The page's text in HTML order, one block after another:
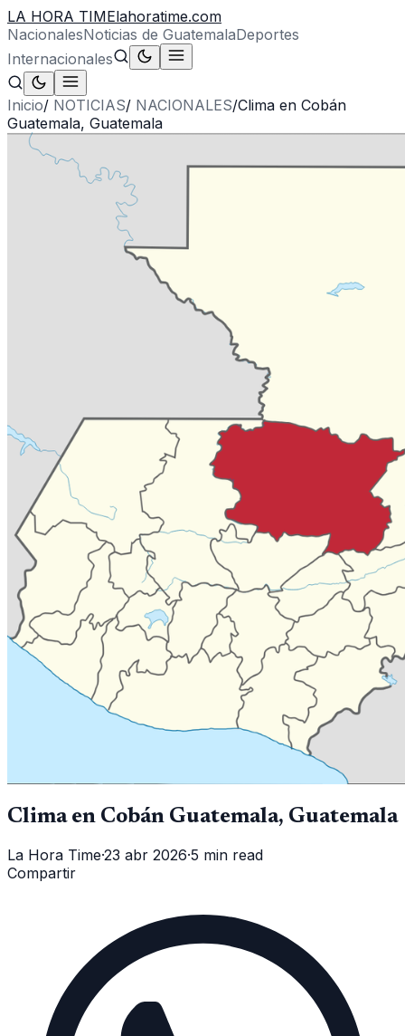
LA HORA TIMElahoratime.com
NacionalesNoticias de GuatemalaDeportes
Internacionales
Inicio/ NOTICIAS/ NACIONALES/Clima en Cobán
Guatemala, Guatemala
Clima en Cobán Guatemala, Guatemala
La Hora Time·23 abr 2026·5 min read
Compartir